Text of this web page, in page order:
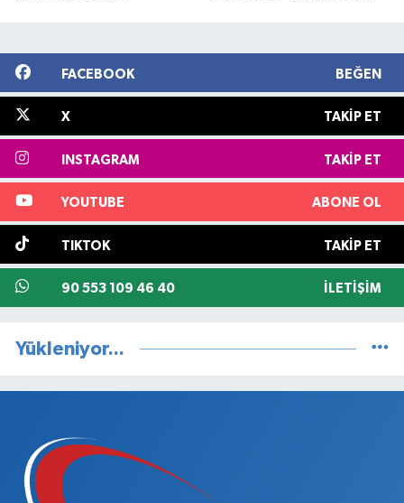
FACEBOOK BEĞEN
X TAKIP ET
INSTAGRAM TAKIP ET
YOUTUBE ABONE OL
TIKTOK TAKIP ET
90 553 109 46 40 İLETIŞIM
Yükleniyor...